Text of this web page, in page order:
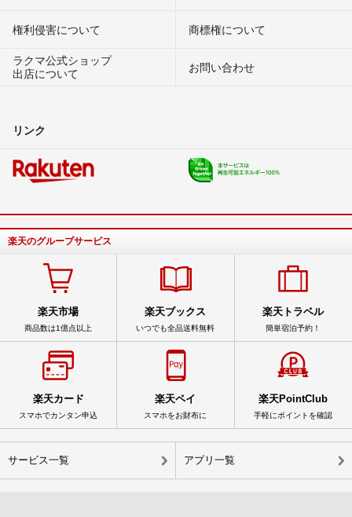
権利侵害について
商標権について
ラクマ公式ショップ
出店について
お問い合わせ
リンク
楽天のグループサービス
楽天市場
商品数は1億点以上
楽天ブックス
いつでも全品送料無料
楽天トラベル
簡単宿泊予約！
楽天カード
スマホでカンタン申込
楽天ペイ
スマホをお財布に
楽天PointClub
手軽にポイントを確認
サービス一覧 アプリ一覧